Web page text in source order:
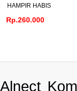
Rp.260.000
HAMPIR HABIS
Alnect